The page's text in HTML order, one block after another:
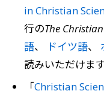
in Christian
行のThe
語、 ドイツ語、
読みいただけます
「Christian